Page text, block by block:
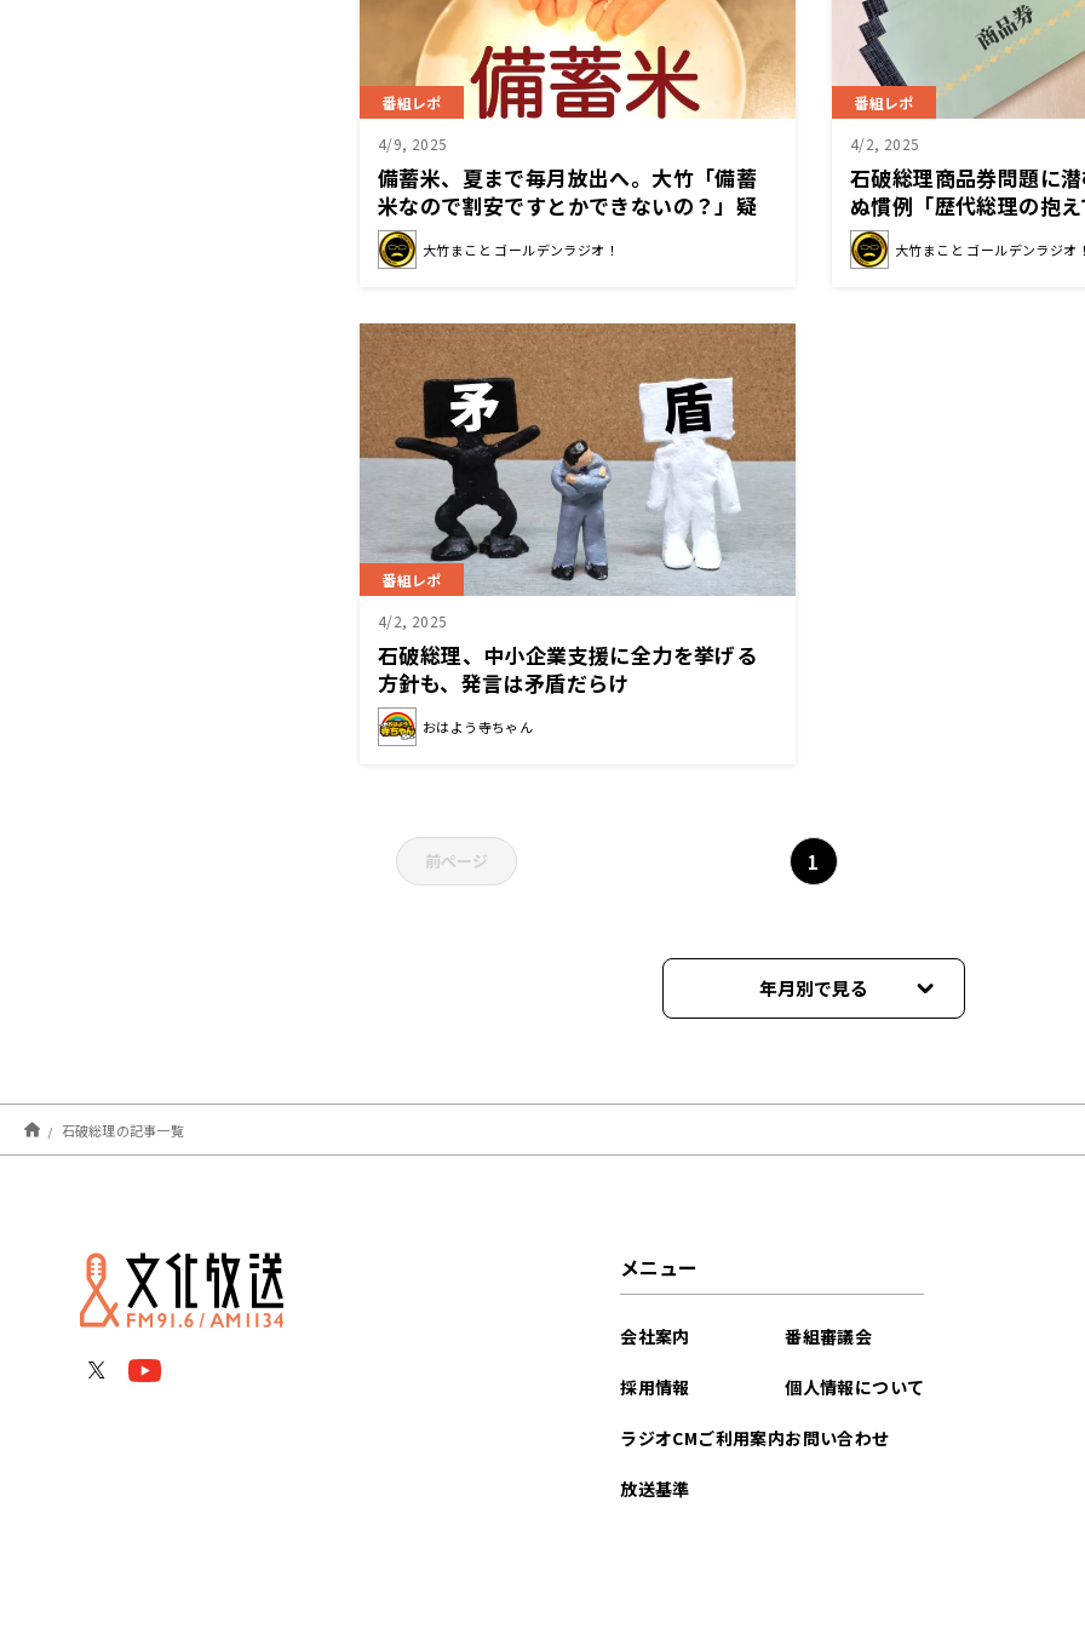
番組レポ
4/9, 2025
備蓄米、夏まで毎月放出へ。大竹「備蓄
米なので割安ですとかできないの？」疑
問を吐露
大竹まこと ゴールデンラジオ！
番組レポ
4/2, 2025
石破総理商品券問題に
ぬ慣例「歴代総理の抱
だけに集約して言い訳
大竹まこと ゴールデンラジオ
番組レポ
4/2, 2025
石破総理、中小企業支援に全力を挙げる
方針も、発言は矛盾だらけ
おはよう寺ちゃん
前ページ 1
年月別で見る
2025年06月
2025年04月
石破総理の記事一覧
メニュー
会社案内
採用情報
ラジオCMご利用案内
放送基準
番組審議会
個人情報について
お問い合わせ